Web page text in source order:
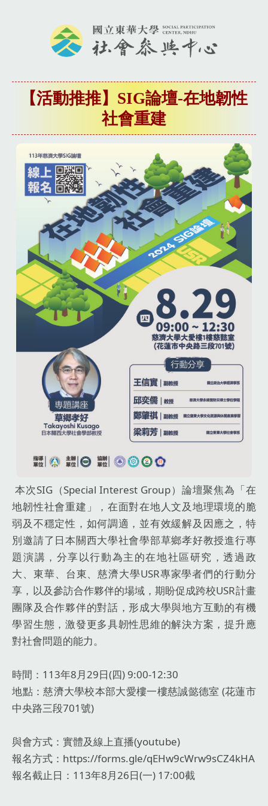
【活動推推】SIG論壇-在地韌性
社會重建
本次SIG（Special Interest Group）論壇聚焦為「在
地韌性社會重建」，在面對在地人文及地理環境的脆
弱及不穩定性，如何調適，並有效緩解及因應之，特
別邀請了日本關西大學社會學部草鄉孝好教授進行專
題演講，分享以行動為主的在地社區研究，透過政
大、東華、台東、慈濟大學USR專家學者們的行動分
享，以及參訪合作夥伴的場域，期盼促成跨校USR計畫
團隊及合作夥伴的對話，形成大學與地方互動的有機
學習生態，激發更多具韌性思維的解決方案，提升應
對社會問題的能力。
時間：113年8月29日(四) 9:00-12:30
地點：慈濟大學校本部大愛樓一樓慈誠懿德室 (花蓮市
中央路三段701號)
與會方式：實體及線上直播(youtube)
報名方式：https://forms.gle/qEHw9cWrw9sCZ4kHA
報名截止日：113年8月26日(一) 17:00截